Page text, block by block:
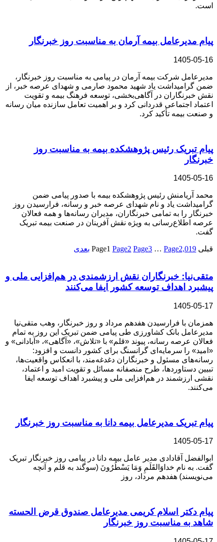
است.
پیام مدیرعامل بیمه آرمان به مناسبت روز خبرنگار
1405-05-16
مدیرعامل شرکت بیمه آرمان در پیامی به مناسبت روز خبرنگار،
ضمن گرامیداشت یاد شهید محمود صارمی و شهدای عرصه خبر، از
نقش خبرنگاران در آگاهی‌بخشی، توسعه فرهنگ بیمه و تقویت
اعتماد اجتماعی قدردانی کرد و بر اهمیت تعامل سازنده میان رسانه
و صنعت بیمه تأکید کرد.
پیام تبریک رئیس پژوهشکده بیمه به مناسبت روز
خبرنگار
1405-05-16
محمد آریامنش رئیس پژوهشکده بیمه با صدور پیامی ضمن
گرامیداشت یاد و نام شهدای عرصه خبر و رسانه، فرارسیدن روز
خبرنگار را به تمامی خبرنگاران، مدیران رسانه‌ها و همه فعالان
عرصه اطلاع‌رسانی به‌ ویژه نقش آفرینان در صنعت بیمه تبریک
گفت.
قبلی Page1 Page2 Page3 … Page2,019 بعدی
متقی‌نیا: خبرنگاران نقش ارزشمندی در هم‌افزایی ملی و
پیشبرد اهداف توسعه کشور ایفا می‌کنند
1405-05-17
همزمان با فرارسیدن هفدهم مرداد و روز خبرنگار، وهب متقی‌نیا
مدیرعامل بانک کشاورزی طی پیامی ضمن تبریک این روز به تمام
فعالان عرصه رسانه، پیوند «قلم» با «تلاش»، «آگاهی»، «آبادانی» و
«امید» را سرمایه‌ای گرانسنگ برای کشور دانست و افزود:
رسانه‌های مسئول و خبرنگاران دغدغه‌مند، با انعکاس واقعیت‌ها،
تبیین دستاوردها، طرح منصفانه مسائل و تقویت امید و اعتماد،
نقشی ارزشمند در هم‌افزایی ملی و پیشبرد اهداف توسعه ایفا
می‌کنند.
پیام ‌تبریک‌ مدیرعامل بیمه دانا به مناسبت روز خبرنگار
1405-05-17
ابوالفضل آقادادی مدیر عامل بیمه دانا در پیامی روز خبرنگار تبریک
گفت. به نام خداوَالقَلَمِ وَمَا یَسْطُرُونَ (سوگند به قلم و آنچه
می‌نویسند) هفدهم مرداد، روز
پیام دکتر اسلام کریمی مدیرعامل صندوق قرض الحسته
شاهد به مناسبت روز خبرنگار